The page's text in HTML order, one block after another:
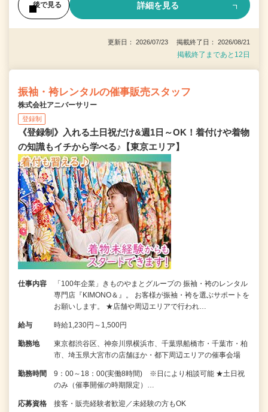
後で見る 詳細を見る
更新日： 2026/07/23 掲載終了日： 2026/08/21
掲載終了まであと12日
振袖・袴レンタルの催事販売スタッフ
株式会社アニバーサリー
登録制
《登録制》入れる土日祝だけ&週1日～OK！着付けや着物
の知識もイチから学べる♪【東京エリア】
仕事内容
「100年企業」きものやまとグループの 振袖・袴のレンタル
専門店『KIMONO＆』。 お客様が振袖・袴を選ぶサポートを
お願いします。 ★店舗や周辺エリアで行われ…
給与 時給1,230円～1,500円
勤務地
東京都渋谷区、神奈川県横浜市、千葉県船橋市・千葉市・柏
市、埼玉県大宮市の店舗ほか・都下周辺エリアの催事会場
勤務時間
9：00～18：00(実働8時間) ※日により相談可能 ★土日祝
のみ（催事開催の時期限定）…
応募資格 接客・販売経験者歓迎／未経験の方もOK